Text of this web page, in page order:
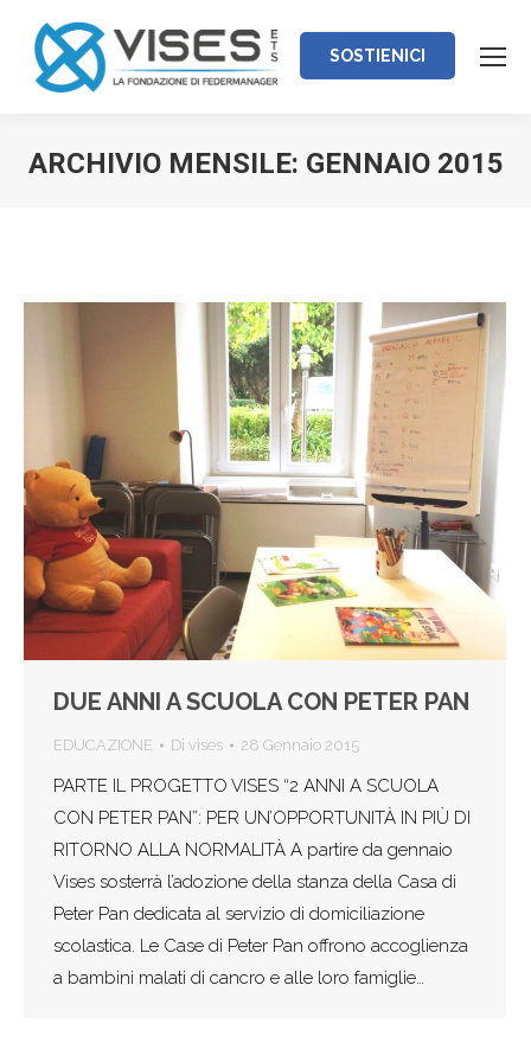
SOSTIENICI
ARCHIVIO MENSILE: GENNAIO 2015
DUE ANNI A SCUOLA CON PETER PAN
EDUCAZIONE Di vises 28 Gennaio 2015
PARTE IL PROGETTO VISES “2 ANNI A SCUOLA
CON PETER PAN”: PER UN’OPPORTUNITÀ IN PIÙ DI
RITORNO ALLA NORMALITÀ A partire da gennaio
Vises sosterrà l’adozione della stanza della Casa di
Peter Pan dedicata al servizio di domiciliazione
scolastica. Le Case di Peter Pan offrono accoglienza
a bambini malati di cancro e alle loro famiglie…